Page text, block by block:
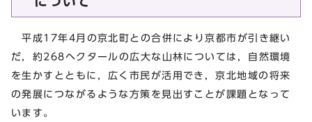
平成17年4月の京北町との合併により京都市が引き継い
だ，約268ヘクタールの広大な山林については，自然環境
を生かすとともに，広く市民が活用でき，京北地域の将来
の発展につながるような方策を見出すことが課題となって
います。